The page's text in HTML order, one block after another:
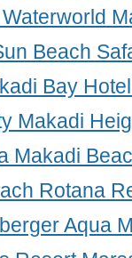
Beach
Bay
Makadi
Makadi
Rotana
Aqua